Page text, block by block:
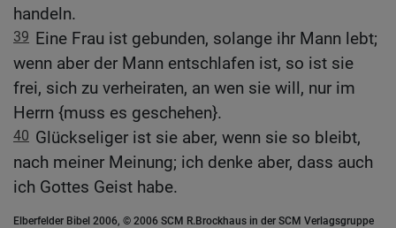
handeln.
39 Eine Frau ist gebunden, solange ihr Mann lebt;
wenn aber der Mann entschlafen ist, so ist sie
frei, sich zu verheiraten, an wen sie will, nur im
Herrn {muss es geschehen}.
40 Glückseliger ist sie aber, wenn sie so bleibt,
nach meiner Meinung; ich denke aber, dass auch
ich Gottes Geist habe.
Elberfelder Bibel 2006, © 2006 SCM R.Brockhaus in der SCM Verlagsgruppe